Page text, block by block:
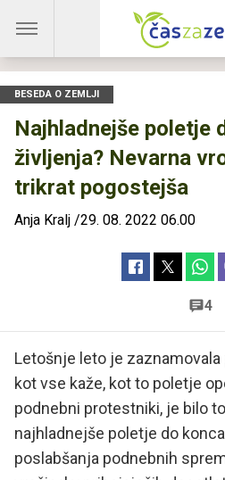
BESEDA O ZEMLJI
Najhladnejše poletje
življenja? Nevarna
trikrat pogostejša
Anja Kralj /29. 08. 2022 06.00
4
Letošnje leto je zaznamovala
kot vse kaže, kot to poletje
podnebni protestniki, je bilo
najhladnejše poletje do
poslabšanja podnebnih